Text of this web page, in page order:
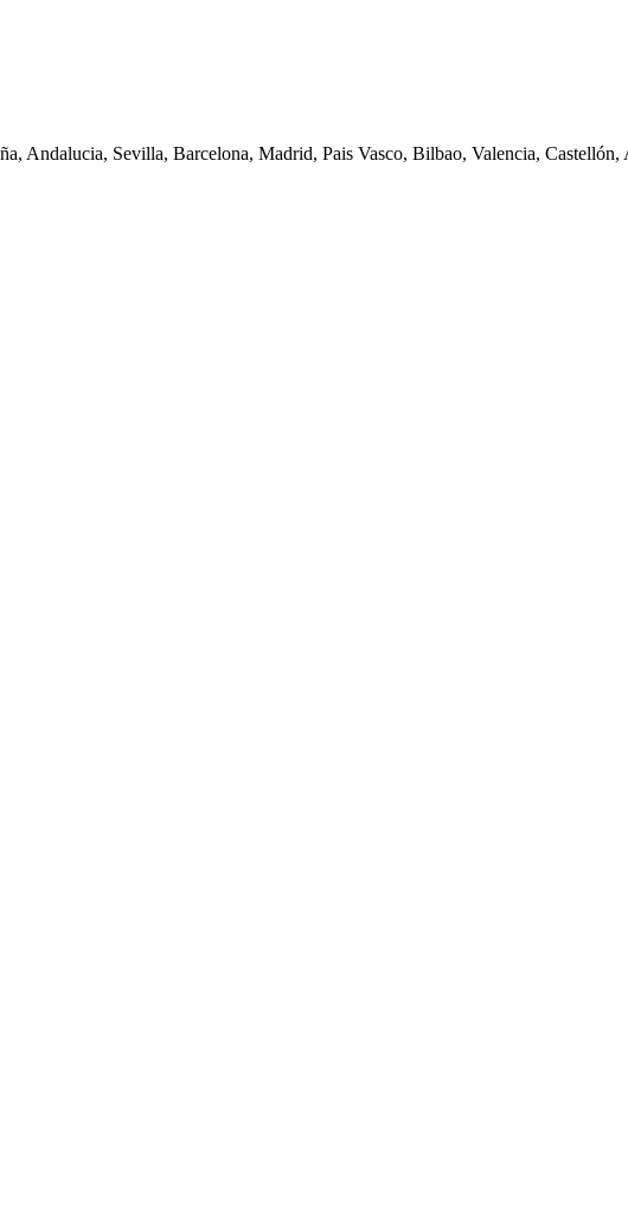
Andalucia, Sevilla, Barcelona, Madrid, Pais Vasco, Bilbao, Valencia, Castellón,